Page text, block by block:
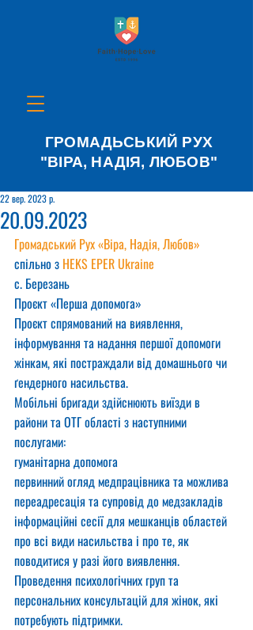
ГРОМАДЬСЬКИЙ РУХ
"ВІРА, НАДІЯ, ЛЮБОВ"
20.09.2023
22 вер. 2023 р.
Громадський Рух «Віра, Надія, Любов»
спільно з HEKS EPER Ukraine
с. Березань
Проєкт «Перша допомога»
Проєкт спрямований на виявлення,
інформування та надання першої допомоги
жінкам, які постраждали від домашнього чи
ґендерного насильства.
Мобільні бригади здійснюють виїзди в
райони та ОТГ області з наступними
послугами:
гуманітарна допомога
первинний огляд медпрацівника та можлива
переадресація та супровід до медзакладів
інформаційні сесії для мешканців областей
про всі види насильства і про те, як
поводитися у разі його виявлення.
Проведення психологічних груп та
персональних консультацій для жінок, які
потребують підтримки.